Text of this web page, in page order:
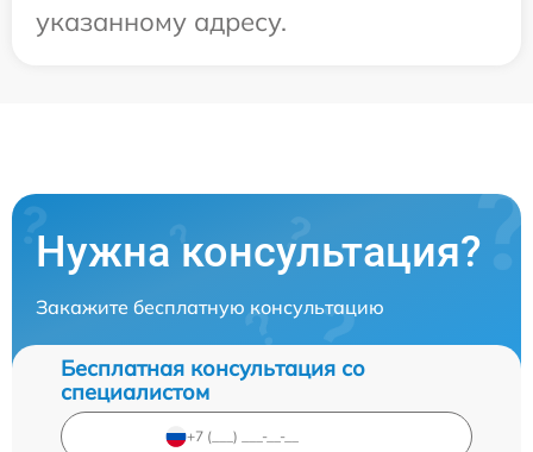
указанному адресу.
Нужна консультация?
Закажите бесплатную консультацию
Бесплатная консультация со
специалистом